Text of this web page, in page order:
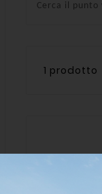
Cerca il
1 prodotto